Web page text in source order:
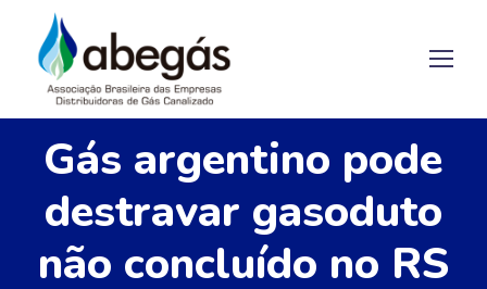
Gás argentino pode
destravar gasoduto
não concluído no RS